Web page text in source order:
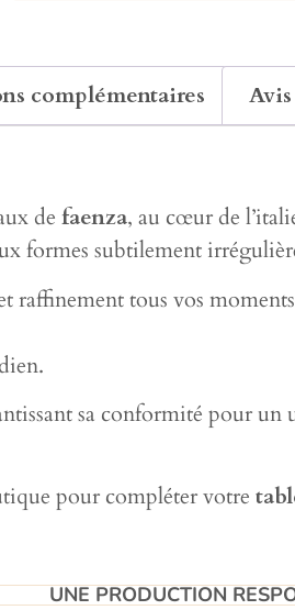
complémentaires Avis
de faenza, au cœur de
formes subtilement
raffinement tous vos
sa conformité pour un
pour compléter votre
UNE PRODUCTION